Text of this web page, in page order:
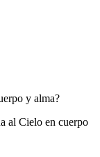
y alma?
al Cielo en cuerpo